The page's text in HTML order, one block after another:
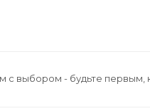
с выбором - будьте